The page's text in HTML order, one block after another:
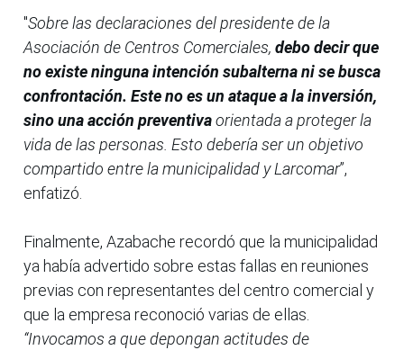
"Sobre las declaraciones del presidente de la
Asociación de Centros Comerciales, debo decir que
no existe ninguna intención subalterna ni se busca
confrontación. Este no es un ataque a la inversión,
sino una acción preventivaorientada a proteger la
vida de las personas. Esto debería ser un objetivo
compartido entre la municipalidad y Larcomar”,
enfatizó.
Finalmente, Azabache recordó que la municipalidad
ya había advertido sobre estas fallas en reuniones
previas con representantes del centro comercial y
que la empresa reconoció varias de ellas.
“Invocamos a que depongan actitudes de